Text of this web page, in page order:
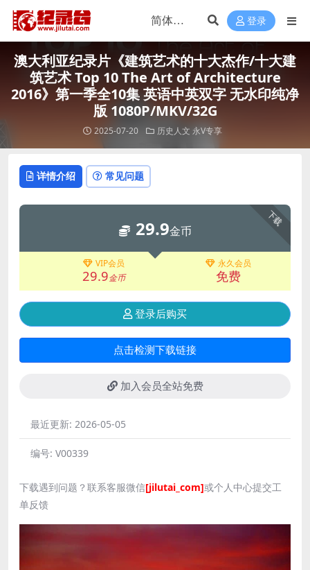
登录
澳大利亚纪录片《建筑艺术的十大杰作/十大建
筑艺术 Top 10 The Art of Architecture
2016》第一季全10集 英语中英双字 无水印纯净
版 1080P/MKV/32G
2025-07-20 历史人文 永V专享
详情介绍 常见问题
下载
29.9金币
VIP会员
29.9金币
永久会员
免费
登录后购买
点击检测下载链接
加入会员全站免费
最近更新: 2026-05-05
编号: V00339
下载遇到问题？联系客服微信[jilutai_com]或个人中心提交工
单反馈